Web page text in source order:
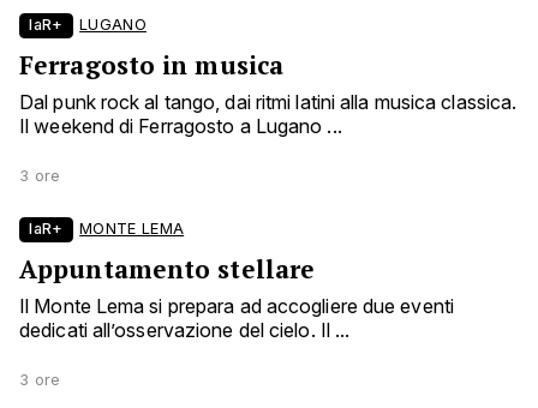
laR+ LUGANO
Ferragosto in musica
Dal punk rock al tango, dai ritmi latini alla musica classica.
Il weekend di Ferragosto a Lugano ...
3 ore
laR+ MONTE LEMA
Appuntamento stellare
Il Monte Lema si prepara ad accogliere due eventi
dedicati all’osservazione del cielo. Il ...
3 ore